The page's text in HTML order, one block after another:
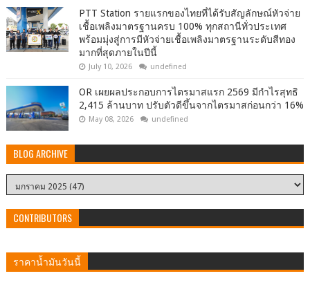
PTT Station รายแรกของไทยที่ได้รับสัญลักษณ์หัวจ่าย
เชื้อเพลิงมาตรฐานครบ 100% ทุกสถานีทั่วประเทศ
พร้อมมุ่งสู่การมีหัวจ่ายเชื้อเพลิงมาตรฐานระดับสีทอง
มากที่สุดภายในปีนี้
July 10, 2026 undefined
OR เผยผลประกอบการไตรมาสแรก 2569 มีกำไรสุทธิ
2,415 ล้านบาท ปรับตัวดีขึ้นจากไตรมาสก่อนกว่า 16%
May 08, 2026 undefined
BLOG ARCHIVE
CONTRIBUTORS
ราคาน้ำมันวันนี้